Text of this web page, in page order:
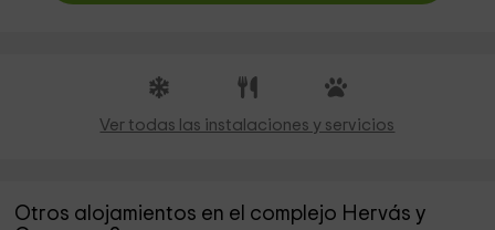
Ver todas las instalaciones y servicios
Otros alojamientos en el complejo Hervás y